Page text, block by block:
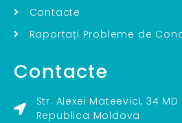
Contacte
Raportați Probleme de
Contacte
Str. Alexei Mateevici, 34 MD
Republica Moldova